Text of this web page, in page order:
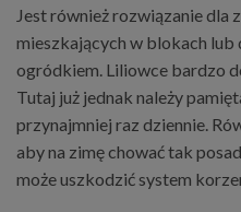
Jest również rozwiązanie dla
mieszkających w blokach lub
ogródkiem. Liliowce bardzo
Tutaj już jednak należy
przynajmniej raz dziennie.
aby na zimę chować tak
może uszkodzić system